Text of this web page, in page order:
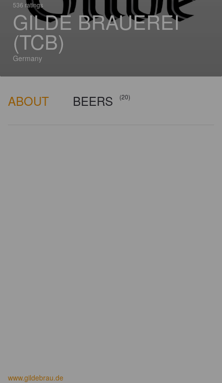
536 ratings
GILDE BRAUEREI
(TCB)
Germany
ABOUT BEERS (20)
www.gildebrau.de